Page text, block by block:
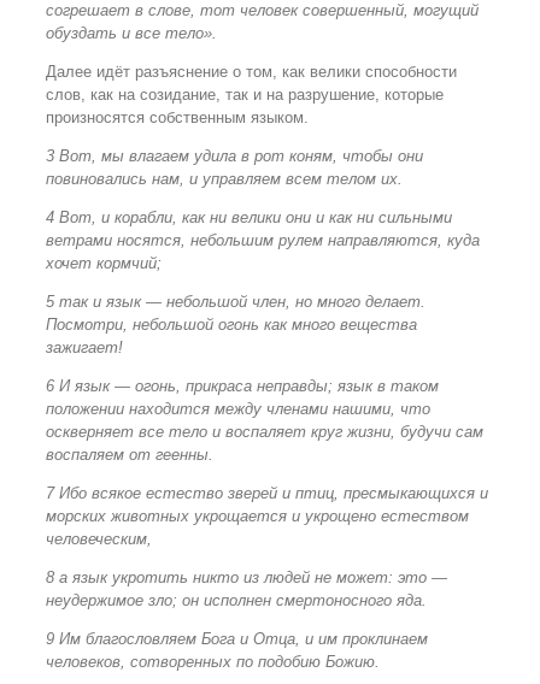
согрешает в слове, тот человек совершенный, могущий
обуздать и все тело».
Далее идёт разъяснение о том, как велики способности
слов, как на созидание, так и на разрушение, которые
произносятся собственным языком.
3 Вот, мы влагаем удила в рот коням, чтобы они
повиновались нам, и управляем всем телом их.
4 Вот, и корабли, как ни велики они и как ни сильными
ветрами носятся, небольшим рулем направляются, куда
хочет кормчий;
5 так и язык — небольшой член, но много делает.
Посмотри, небольшой огонь как много вещества
зажигает!
6 И язык — огонь, прикраса неправды; язык в таком
положении находится между членами нашими, что
оскверняет все тело и воспаляет круг жизни, будучи сам
воспаляем от геенны.
7 Ибо всякое естество зверей и птиц, пресмыкающихся и
морских животных укрощается и укрощено естеством
человеческим,
8 а язык укротить никто из людей не может: это —
неудержимое зло; он исполнен смертоносного яда.
9 Им благословляем Бога и Отца, и им проклинаем
человеков, сотворенных по подобию Божию.